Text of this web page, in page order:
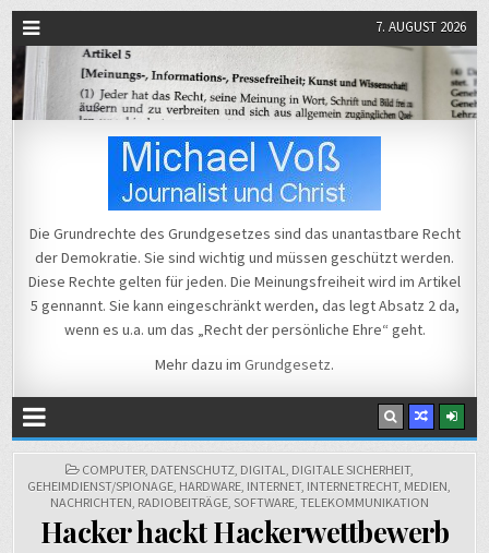
7. AUGUST 2026
Michael Voß
Die Grundrechte des Grundgesetzes sind das unantastbare Recht
der Demokratie. Sie sind wichtig und müssen geschützt werden.
Diese Rechte gelten für jeden. Die Meinungsfreiheit wird im Artikel
5 gennannt. Sie kann eingeschränkt werden, das legt Absatz 2 da,
wenn es u.a. um das „Recht der persönliche Ehre“ geht.
Mehr dazu im Grundgesetz.
POSTED
IN
COMPUTER, DATENSCHUTZ, DIGITAL, DIGITALE SICHERHEIT,
GEHEIMDIENST/SPIONAGE, HARDWARE, INTERNET, INTERNETRECHT, MEDIEN,
NACHRICHTEN, RADIOBEITRÄGE, SOFTWARE, TELEKOMMUNIKATION
Hacker hackt Hackerwettbewerb